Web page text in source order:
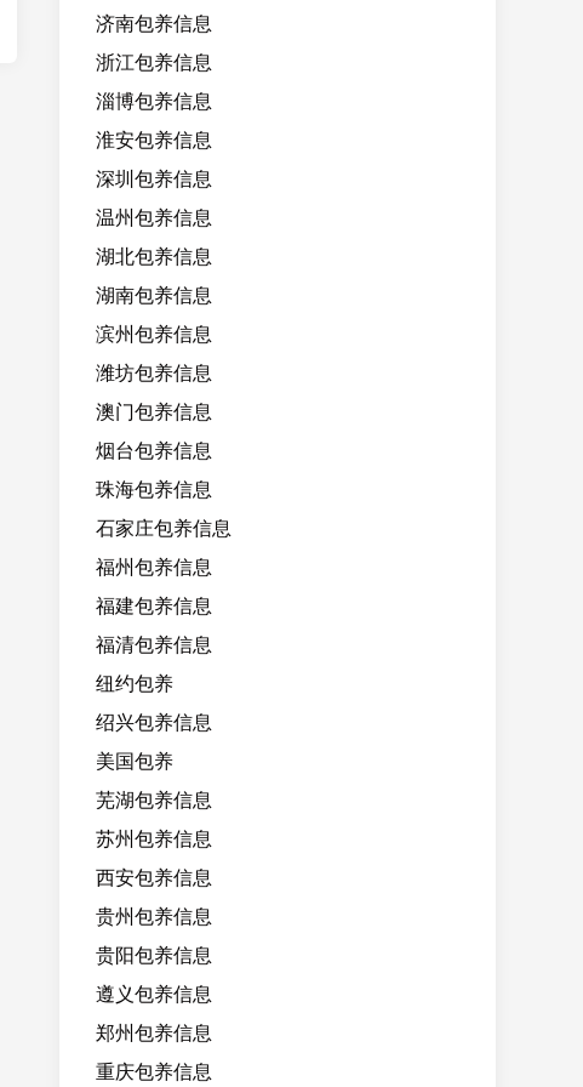
济南包养信息
浙江包养信息
淄博包养信息
淮安包养信息
深圳包养信息
温州包养信息
湖北包养信息
湖南包养信息
滨州包养信息
潍坊包养信息
澳门包养信息
烟台包养信息
珠海包养信息
石家庄包养信息
福州包养信息
福建包养信息
福清包养信息
纽约包养
绍兴包养信息
美国包养
芜湖包养信息
苏州包养信息
西安包养信息
贵州包养信息
贵阳包养信息
遵义包养信息
郑州包养信息
重庆包养信息